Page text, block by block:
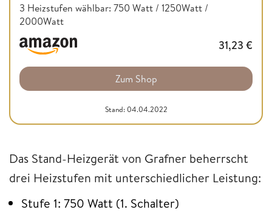
3 Heizstufen wählbar: 750 Watt / 1250Watt /
2000Watt
31,23 €
Zum Shop
Stand: 04.04.2022
Das Stand-Heizgerät von Grafner beherrscht
drei Heizstufen mit unterschiedlicher Leistung:
Stufe 1: 750 Watt (1. Schalter)